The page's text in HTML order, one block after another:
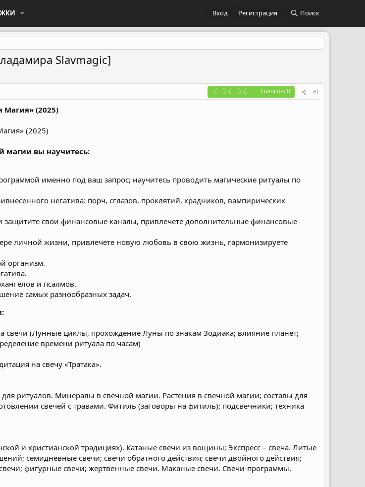
Вход Регистрация Поиск
Slavmagic]
Голосов: 0 #1
Магия» (2025)
магии вы научитесь:
именно под ваш запрос; научитесь проводить магические ритуалы по
негатива: порч, сглазов, проклятий, крадников, вампирических
защитите свои финансовые каналы, привлечете дополнительные финансовые
личной жизни, привлечете новую любовь в свою жизнь, гармонизируете
организм.
и псалмов.
самых разнообразных задач.
свечи (Лунные циклы, прохождение Луны по знакам Зодиака; влияние планет;
времени ритуала по часам)
на свечу «Тратака».
ритуалов. Минералы в свечной магии. Растения в свечной магии; составы для
свечей с травами. Фитиль (заговоры на фитиль); подсвечники; техника
и христианской традициях). Катаные свечи из вощины; Экспресс – свеча. Литые
семидневные свечи; свечи обратного действия; свечи двойного действия;
фигурные свечи; жертвенные свечи. Маканые свечи. Свечи-программы.